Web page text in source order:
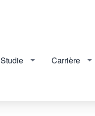
Studie Carrière